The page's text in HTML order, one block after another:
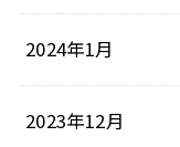
2024年1月
2023年12月